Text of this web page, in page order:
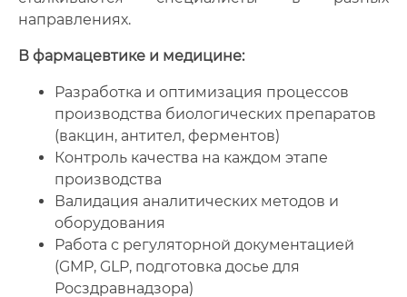
направлениях.
В фармацевтике и медицине:
Разработка и оптимизация процессов
производства биологических препаратов
(вакцин, антител, ферментов)
Контроль качества на каждом этапе
производства
Валидация аналитических методов и
оборудования
Работа с регуляторной документацией
(GMP, GLP, подготовка досье для
Росздравнадзора)